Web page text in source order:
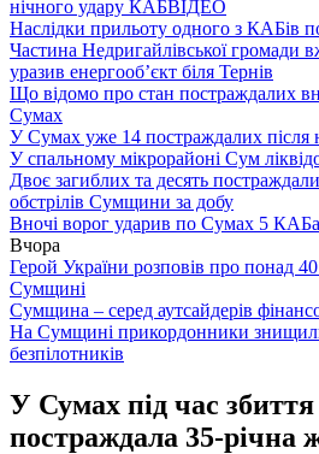
нічного удару КАБВІДЕО
Наслідки прильоту одного з КАБів
Частина Недригайлівської громади
уразив енергооб’єкт біля Тернів
Що відомо про стан постраждалих
Сумах
У Сумах уже 14 постраждалих після
У спальному мікрорайоні Сум
Двоє загиблих та десять
обстрілів Сумщини за добу
Вночі ворог ударив по Сумах 5
Вчора
Герой України розповів про понад 40
Сумщині
Сумщина – серед аутсайдерів
На Сумщині прикордонники
безпілотників
У Сумах під час
постраждала 35-річна